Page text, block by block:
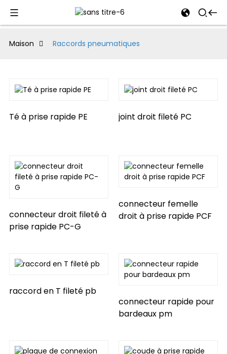
Maison Raccords pneumatiques
Té à prise rapide PE joint droit fileté PC
connecteur droit fileté à
prise rapide PC-G
connecteur femelle
droit à prise rapide PCF
raccord en T fileté pb
connecteur rapide pour
bardeaux pm